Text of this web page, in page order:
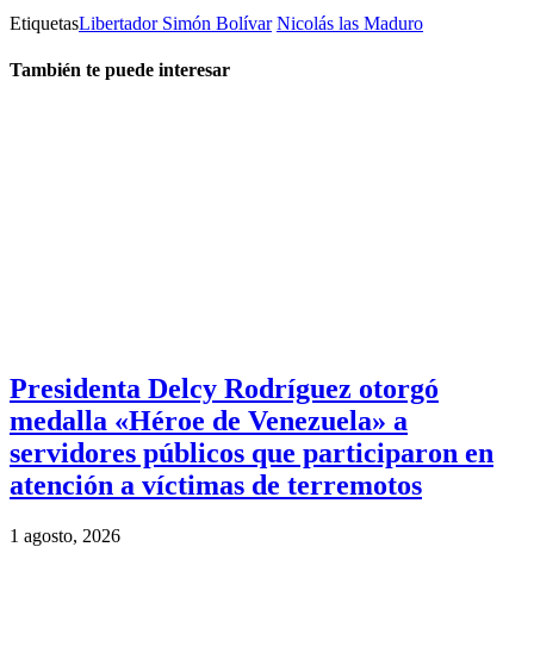
EtiquetasLibertador Simón Bolívar Nicolás las Maduro
También te puede interesar
Presidenta Delcy Rodríguez otorgó
medalla «Héroe de Venezuela» a
servidores públicos que participaron en
atención a víctimas de terremotos
1 agosto, 2026